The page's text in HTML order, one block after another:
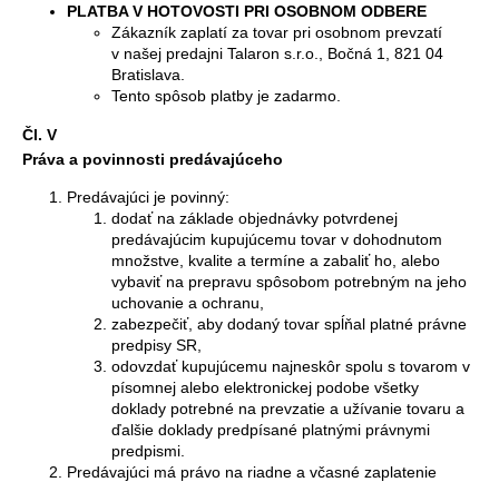
PLATBA V HOTOVOSTI PRI OSOBNOM ODBERE
Zákazník zaplatí za tovar pri osobnom prevzatí
v našej predajni Talaron s.r.o., Bočná 1, 821 04
Bratislava.
Tento spôsob platby je zadarmo.
Čl. V
Práva a povinnosti predávajúceho
Predávajúci je povinný:
dodať na základe objednávky potvrdenej
predávajúcim kupujúcemu tovar v dohodnutom
množstve, kvalite a termíne a zabaliť ho, alebo
vybaviť na prepravu spôsobom potrebným na jeho
uchovanie a ochranu,
zabezpečiť, aby dodaný tovar spĺňal platné právne
predpisy SR,
odovzdať kupujúcemu najneskôr spolu s tovarom v
písomnej alebo elektronickej podobe všetky
doklady potrebné na prevzatie a užívanie tovaru a
ďalšie doklady predpísané platnými právnymi
predpismi.
Predávajúci má právo na riadne a včasné zaplatenie